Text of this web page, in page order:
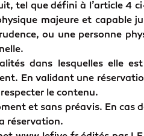
tel que défini à l’article 4
majeure et capable
ou une personne
dans lesquelles elle
En validant une
le contenu.
et sans préavis. En cas
réservation.